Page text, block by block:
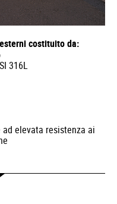
costituito da:
316L
elevata resistenza ai